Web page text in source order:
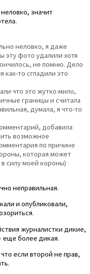
значит
неловко, я даже
эту фото удалили хотя
не помню. Дело
как-то сгладили это
что это жутко мило,
границы и считала
думала, я что-то
добавила
возможное
по причине
которая может
силу моей короны)
неправильная.
и опубликовали,
журналистки дикие,
еще более дикая.
если второй не прав,